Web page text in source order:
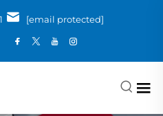
[email protected]